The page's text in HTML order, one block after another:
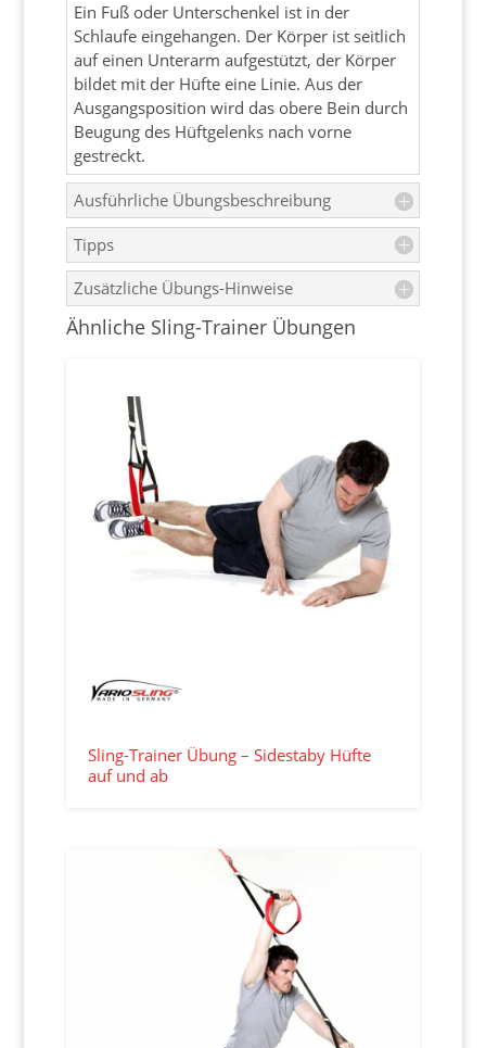
Ein Fuß oder Unterschenkel ist in der
Schlaufe eingehangen. Der Körper ist seitlich
auf einen Unterarm aufgestützt, der Körper
bildet mit der Hüfte eine Linie. Aus der
Ausgangsposition wird das obere Bein durch
Beugung des Hüftgelenks nach vorne
gestreckt.
Ausführliche Übungsbeschreibung
Tipps
Zusätzliche Übungs-Hinweise
Ähnliche Sling-Trainer Übungen
Sling-Trainer Übung – Sidestaby Hüfte
auf und ab